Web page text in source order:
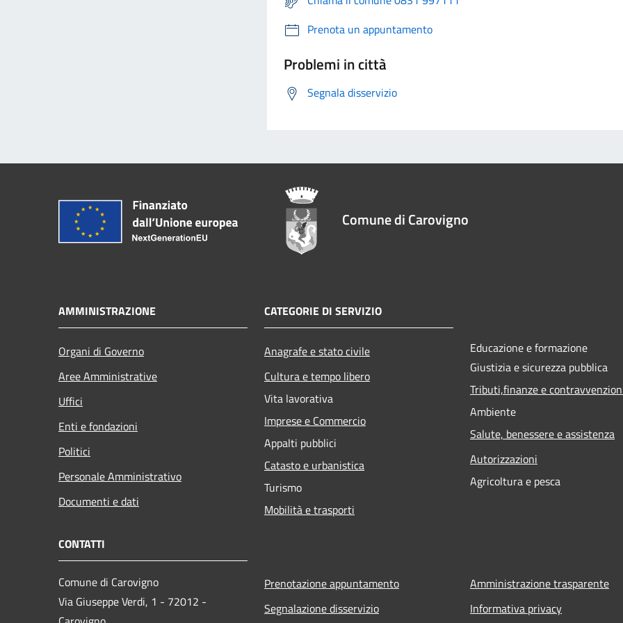
Prenota un appuntamento
Problemi in città
Segnala disservizio
Comune di Carovigno
AMMINISTRAZIONE
Organi di Governo
Aree Amministrative
Uffici
Enti e fondazioni
Politici
Personale Amministrativo
Documenti e dati
CATEGORIE DI SERVIZIO
Anagrafe e stato civile
Cultura e tempo libero
Vita lavorativa
Imprese e Commercio
Appalti pubblici
Catasto e urbanistica
Turismo
Mobilità e trasporti
Educazione e formazione
Giustizia e sicurezza pubblica
Tributi,finanze e
Ambiente
Salute, benessere e assistenza
Autorizzazioni
Agricoltura e pesca
CONTATTI
Comune di Carovigno
Via Giuseppe Verdi, 1 - 72012 -
Prenotazione appuntamento
Segnalazione disservizio
Amministrazione trasparente
Informativa privacy